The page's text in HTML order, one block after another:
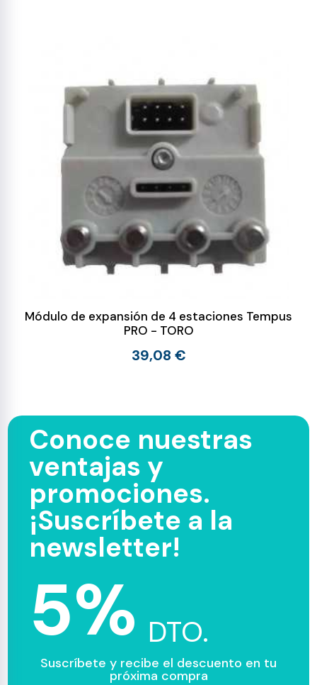
Módulo de expansión de 4 estaciones Tempus
PRO - TORO
39,08 €
Conoce nuestras
ventajas y
promociones.
¡Suscríbete a la
newsletter!
5% DTO.
Suscríbete y recibe el descuento en tu
próxima compra